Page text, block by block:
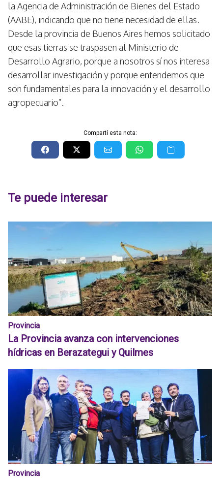
la Agencia de Administración de Bienes del Estado
(AABE), indicando que no tiene necesidad de ellas.
Desde la provincia de Buenos Aires hemos solicitado
que esas tierras se traspasen al Ministerio de
Desarrollo Agrario, porque a nosotros sí nos interesa
desarrollar investigación y porque entendemos que
son fundamentales para la innovación y el desarrollo
agropecuario”.
Compartí esta nota:
Te puede interesar
Provincia
La Provincia avanza con intervenciones
hídricas en Berazategui y Quilmes
Provincia